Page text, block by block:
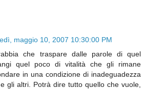
maggio 10, 2007 10:30:00 PM
che traspare dalle parole di quel
quel poco di vitalità che gli rimane
in una condizione di inadeguadezza
gli altri. Potrà dire tutto quello che vuole,